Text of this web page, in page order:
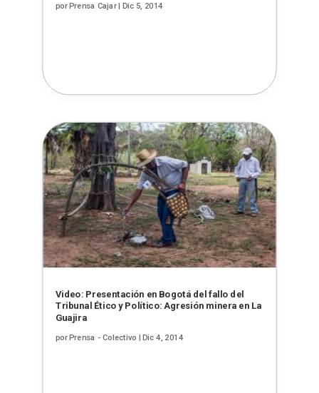
porPrensa Cajar| Dic 5, 2014
Video: Presentación en Bogotá del fallo del
Tribunal Ético y Político: Agresión minera en La
Guajira
por Prensa - Colectivo Dic 4, 2014